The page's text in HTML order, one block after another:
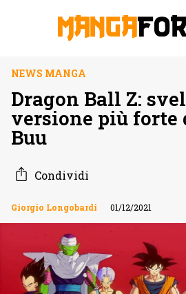
NEWS MANGA
Dragon Ball Z:
versione più
Buu
Condividi
Giorgio Longobardi 01/12/2021